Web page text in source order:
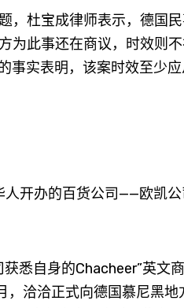
杜宝成律师表示，德国民
为此事还在商议，时效则
事实表明，该案时效至少
开办的百货公司——欧凯公
自身的Chacheer”英文商
，洽洽正式向德国慕尼黑